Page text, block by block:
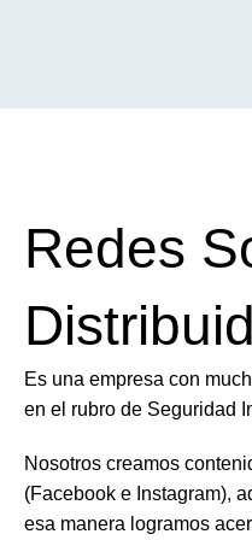
Redes
Es una empresa con
en el rubro de Seguridad
Nosotros creamos
(Facebook e Instagram),
esa manera logramos